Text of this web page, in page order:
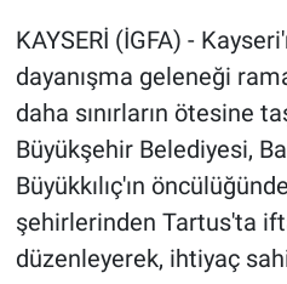
KAYSERİ (İGFA) -
dayanışma geleneği
daha sınırların ötesine
Büyükşehir Belediyesi,
Büyükkılıç'ın
şehirlerinden Tartus'ta
düzenleyerek, ihtiyaç